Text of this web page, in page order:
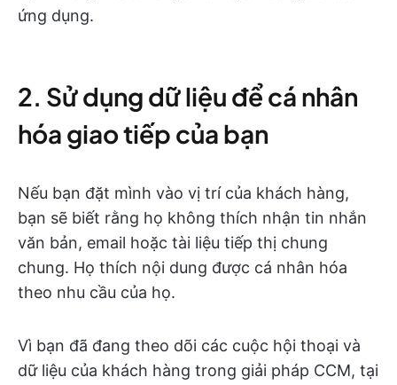
ứng dụng.
2. Sử dụng dữ liệu để cá nhân
hóa giao tiếp của bạn
Nếu bạn đặt mình vào vị trí của khách hàng,
bạn sẽ biết rằng họ không thích nhận tin nhắn
văn bản, email hoặc tài liệu tiếp thị chung
chung. Họ thích nội dung được cá nhân hóa
theo nhu cầu của họ.
Vì bạn đã đang theo dõi các cuộc hội thoại và
dữ liệu của khách hàng trong giải pháp CCM, tại